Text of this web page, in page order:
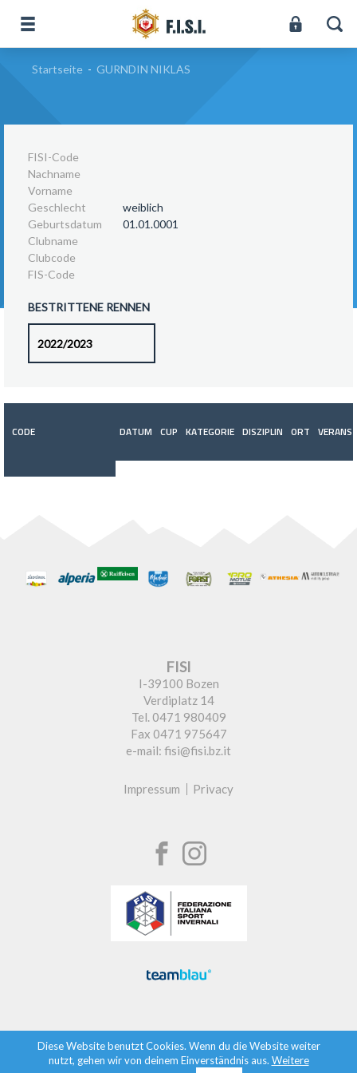
Startseite - GURNDIN NIKLAS
FISI-Code
Nachname
Vorname
Geschlecht
weiblich
Geburtsdatum
01.01.0001
Clubname
Clubcode
FIS-Code
BESTRITTENE RENNEN
CODE DATUM CUP KATEGORIE DISZIPLIN ORT
FISI
I-39100 Bozen
Verdiplatz 14
Tel. 0471 980409
Fax 0471 975647
e-mail: fisi@fisi.bz.it
Impressum Privacy
Diese Website benutzt Cookies. Wenn du die Website weiter
nutzt, gehen wir von deinem Einverständnis aus. Weitere